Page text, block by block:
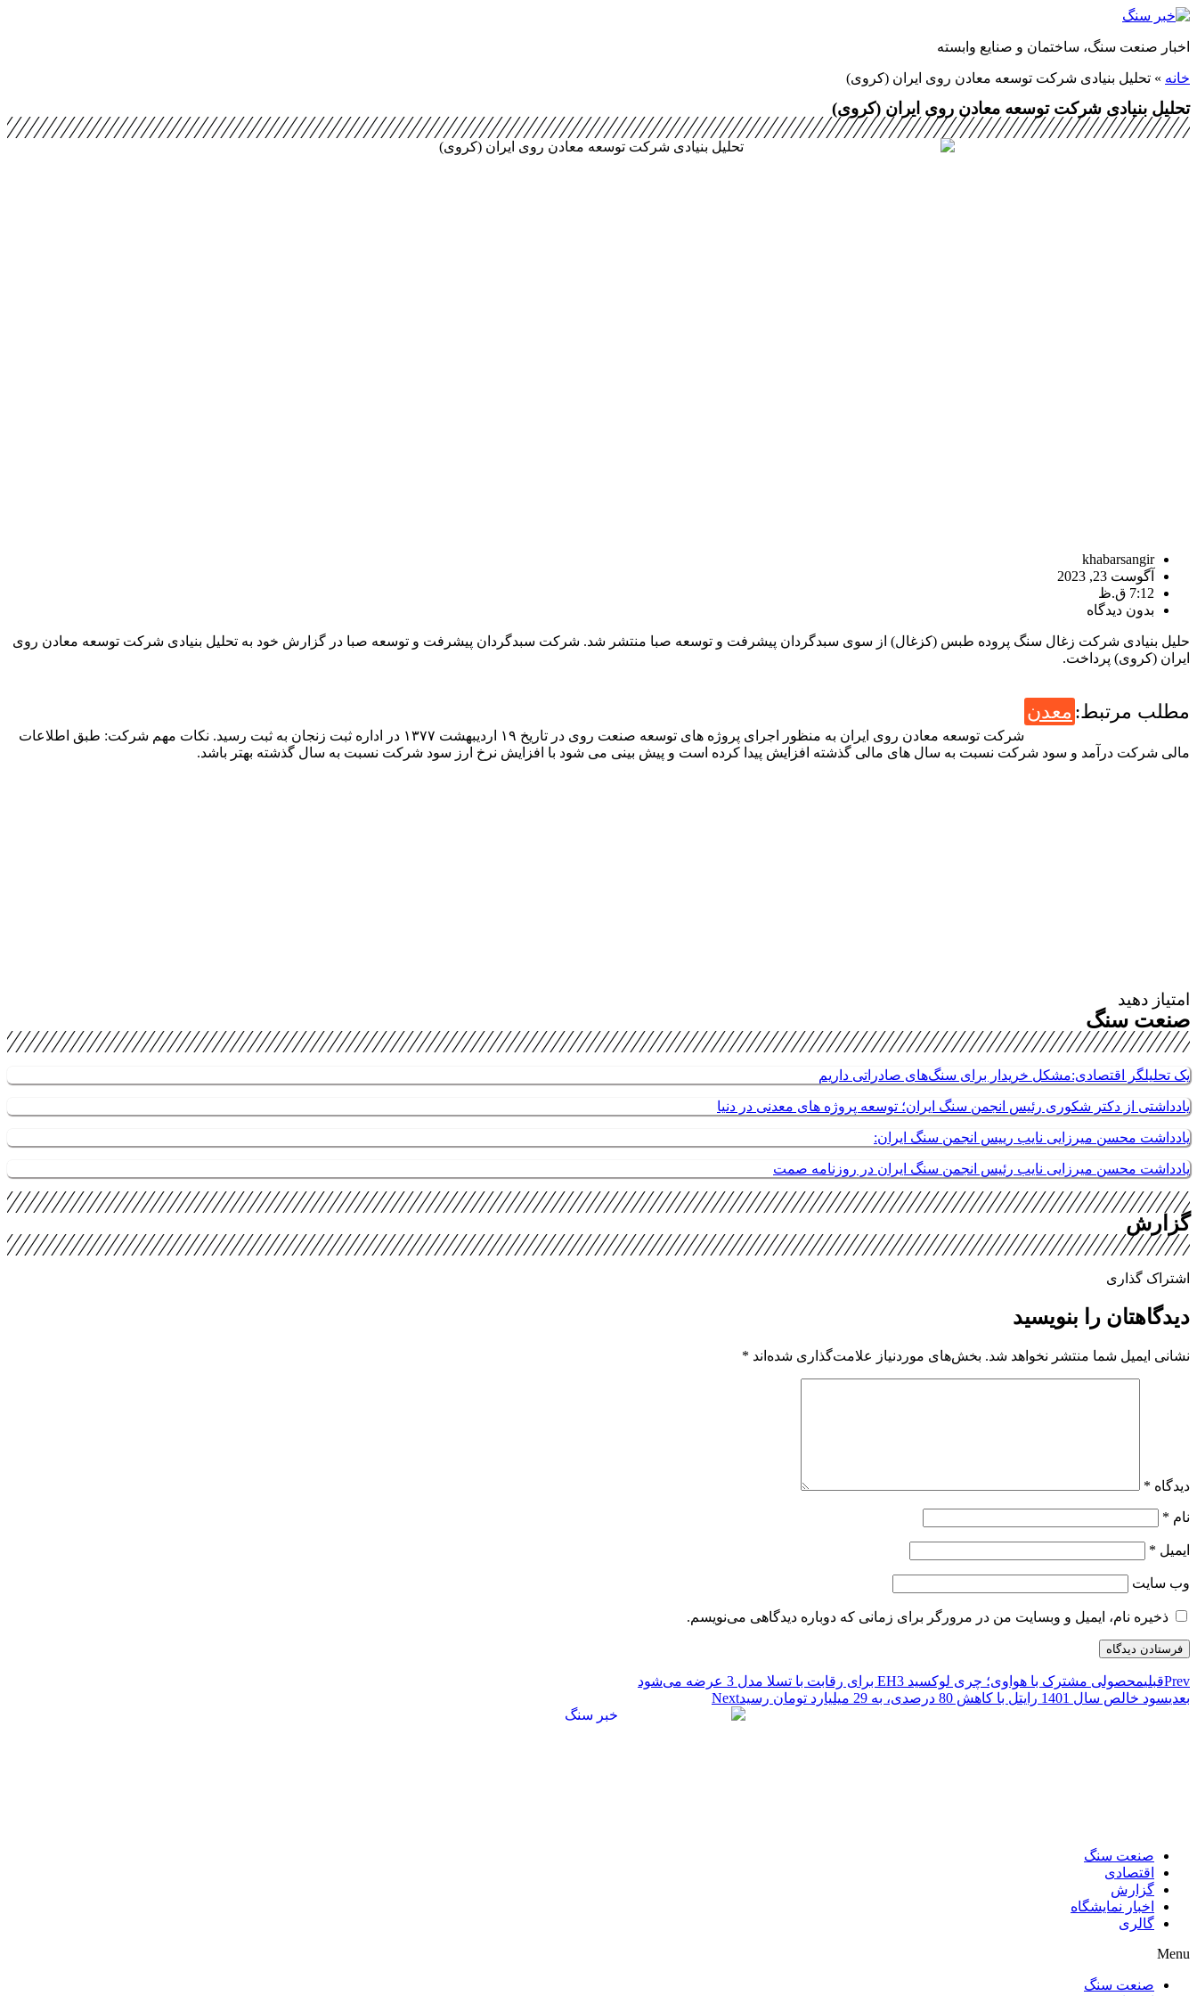
پرش
محتوا
اخبار صنعت سنگ، ساختمان و صنایع وابسته
خانه » تحلیل بنیادی شرکت توسعه‌ معادن‌ روی ایران‌ (کروی)
تحلیل بنیادی شرکت توسعه‌ معادن‌ روی ایران‌ (کروی)
khabarsangir
آگوست 23, 2023
7:12 ق.ظ
بدون دیدگاه
حلیل بنیادی شرکت زغال سنگ پروده طبس (کزغال) از سوی سبدگردان پیشرفت و توسعه صبا منتشر شد. شرکت سبدگردان پیشرفت و توسعه صبا در گزارش خود به تحلیل بنیادی شرکت توسعه‌ معادن‌ روی
ایران‌ (کروی) پرداخت.
مطلب مرتبط: معدن
شرکت توسعه معادن روی ایران به منظور اجرای پروژه های توسعه صنعت روی در تاریخ ۱۹ اردیبهشت ۱۳۷۷ در اداره ثبت زنجان به ثبت رسید. نکات مهم شرکت: طبق اطلاعات
مالی شرکت درآمد و سود شرکت نسبت به سال های مالی گذشته افزایش پیدا کرده است و پیش بینی می شود با افزایش نرخ ارز سود شرکت نسبت به سال گذشته بهتر باشد.
امتیاز دهید
صنعت سنگ
یک تحلیلگر اقتصادی:مشکل خریدار برای سنگ‌های صادراتی داریم
یادداشتی از دکتر شکوری رئیس انجمن سنگ ایران؛ توسعه پروژه های معدنی در دنیا
یادداشت محسن میرزایی نایب رییس انجمن سنگ ایران:
یادداشت محسن میرزایی نایب رئیس انجمن سنگ ایران در روزنامه صمت
گزارش
اشتراک گذاری
دیدگاهتان را بنویسید
نشانی ایمیل شما منتشر نخواهد شد. بخش‌های موردنیاز علامت‌گذاری شده‌اند *
دیدگاه *
نام *
ایمیل *
وب‌ سایت
ذخیره نام، ایمیل و وبسایت من در مرورگر برای زمانی که دوباره دیدگاهی می‌نویسم.
Prevقبلیمحصولی مشترک با هواوی؛ چری لوکسید EH3 برای رقابت با تسلا مدل 3 عرضه می‌شود
بعدیسود خالص سال 1401 رایتل با کاهش 80 درصدی، به 29 میلیارد تومان رسید Next
صنعت سنگ
اقتصادی
گزارش
اخبار نمایشگاه
گالری
Menu
صنعت سنگ